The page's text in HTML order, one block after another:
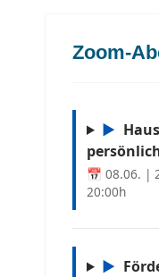
Zoom-
▶
📅 08.06. |
20:00h
▶